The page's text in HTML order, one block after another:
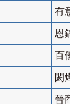
有
恩
百
閎
晉